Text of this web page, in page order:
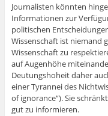
Journalisten könnten
Informationen zur
politischen
Wissenschaft ist niemand
Wissenschaft zu
auf Augenhöhe
Deutungshoheit daher
einer Tyrannei des
of ignorance“). Sie
gut zu informieren.